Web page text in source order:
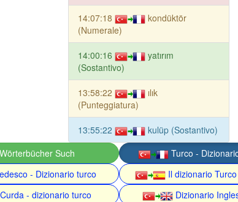
14:07:18
kondüktör
(Numerale)
14:00:16
yatırım
(Sostantivo)
13:58:22
ılık
(Punteggiatura)
13:55:22 kulüp (Sostantivo)
Such Turco -
- Dizionario turco
Il dizionario
- dizionario turco
Dizionario